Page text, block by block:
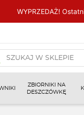
WYPRZEDAŻ!
ZBIORNIKI NA
DESZCZÓWKĘ